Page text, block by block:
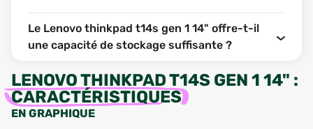
Le Lenovo thinkpad t14s gen 1 14" offre-t-il
une capacité de stockage suffisante ?
LENOVO THINKPAD T14S GEN 1 14" :
CARACTÉRISTIQUES
EN GRAPHIQUE